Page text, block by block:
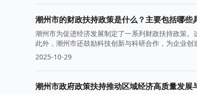
潮州市的财政扶持政策是什么？主要包括哪些
潮州市为促进经济发展制定了一系列财政扶持政策
此外，潮州市还鼓励科技创新与科研合作，为企业
2025-10-29
潮州市政府政策扶持推动区域经济高质量发展